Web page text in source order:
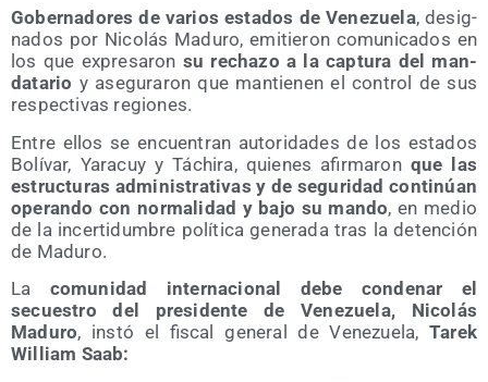
Gober­na­do­res de varios esta­dos de Vene­zue­la, desig­
na­dos por Nico­lás Madu­ro, emi­tie­ron comu­ni­ca­dos en
los que expre­sa­ron su recha­zo a la cap­tu­ra del man­
da­ta­rio y ase­gu­ra­ron que man­tie­nen el con­trol de sus
res­pec­ti­vas regiones.
Entre ellos se encuen­tran auto­ri­da­des de los esta­dos
Bolí­var, Yara­cuy y Táchi­ra, quie­nes afir­ma­ron que las
estruc­tu­ras admi­nis­tra­ti­vas y de segu­ri­dad con­ti­núan
ope­ran­do con nor­ma­li­dad y bajo su man­do, en medio
de la incer­ti­dum­bre polí­ti­ca gene­ra­da tras la deten­ción
de Maduro.
La comu­ni­dad inter­na­cio­nal debe con­de­nar el
secues­tro del pre­si­den­te de Vene­zue­la, Nico­lás
Madu­ro, ins­tó el fis­cal gene­ral de Vene­zue­la, Tarek
William Saab: